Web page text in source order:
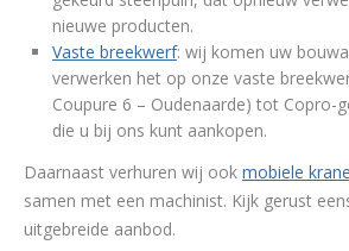
nieuwe producten.
Vaste breekwerf: wij komen uw
verwerken het op onze vaste
Coupure 6 – Oudenaarde) tot Copro-
die u bij ons kunt aankopen.
Daarnaast verhuren wij ook mobiele
samen met een machinist. Kijk gerust
uitgebreide aanbod.